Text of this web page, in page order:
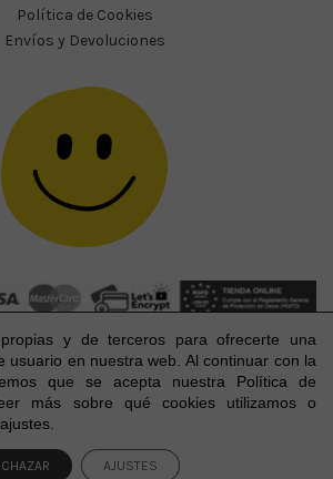
Política de Cookies
Envíos y Devoluciones
2023-2026 I © Todos los derechos
reservados.
propias y de terceros para ofrecerte una
usuario en nuestra web. Al continuar con la
que se acepta nuestra Política de
más sobre qué cookies utilizamos o
AJUSTES
1